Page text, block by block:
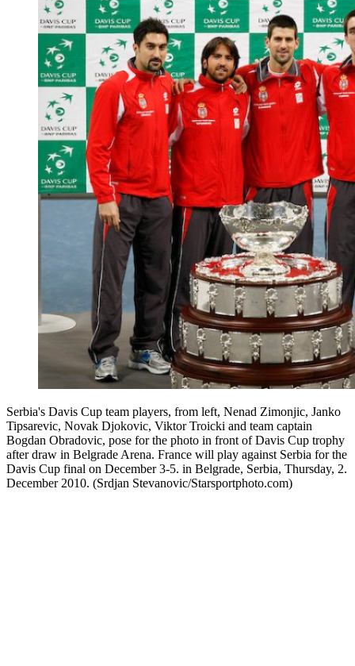
Serbia's Davis Cup team players, from left, Nenad Zimonjic, Janko
Tipsarevic, Novak Djokovic, Viktor Troicki and team captain
Bogdan Obradovic, pose for the photo in front of Davis Cup trophy
after draw in Belgrade Arena. France will play against Serbia for the
Davis Cup final on December 3-5. in Belgrade, Serbia, Thursday, 2.
December 2010. (Srdjan Stevanovic/Starsportphoto.com)